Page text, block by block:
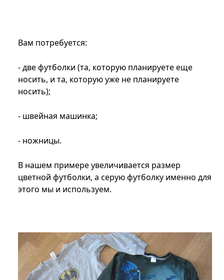
Вам потребуется:
- две футболки (та, которую планируете еще
носить, и та, которую уже не планируете
носить);
- швейная машинка;
- ножницы.
В нашем примере увеличивается размер
цветной футболки, а серую футболку именно для
этого мы и используем.